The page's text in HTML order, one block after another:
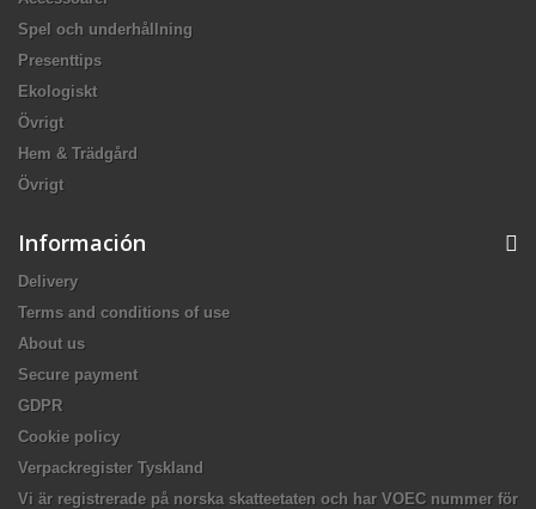
Spel och underhållning
Presenttips
Ekologiskt
Övrigt
Hem & Trädgård
Övrigt
Información
Delivery
Terms and conditions of use
About us
Secure payment
GDPR
Cookie policy
Verpackregister Tyskland
Vi är registrerade på norska skatteetaten och har VOEC nummer för